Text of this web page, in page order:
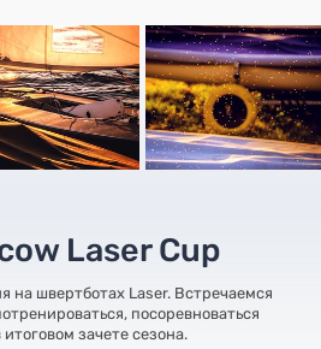
Laser Cup
на швертботах Laser. Встречаемся
посоревноваться
зачете сезона.